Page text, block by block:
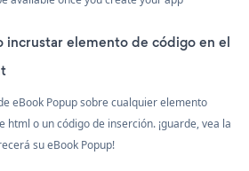
incrustar elemento de código en el
eBook Popup sobre cualquier elemento
html o un código de inserción. ¡guarde, vea la
su eBook Popup!